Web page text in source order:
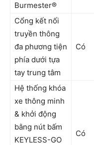
Burmester®
Cổng kết nối
truyền thông
đa phương tiện
phía dưới tựa
tay trung tâm
Có
Hệ thống khóa
xe thông minh
& khởi động
bằng nút bấm
KEYLESS-GO
Có